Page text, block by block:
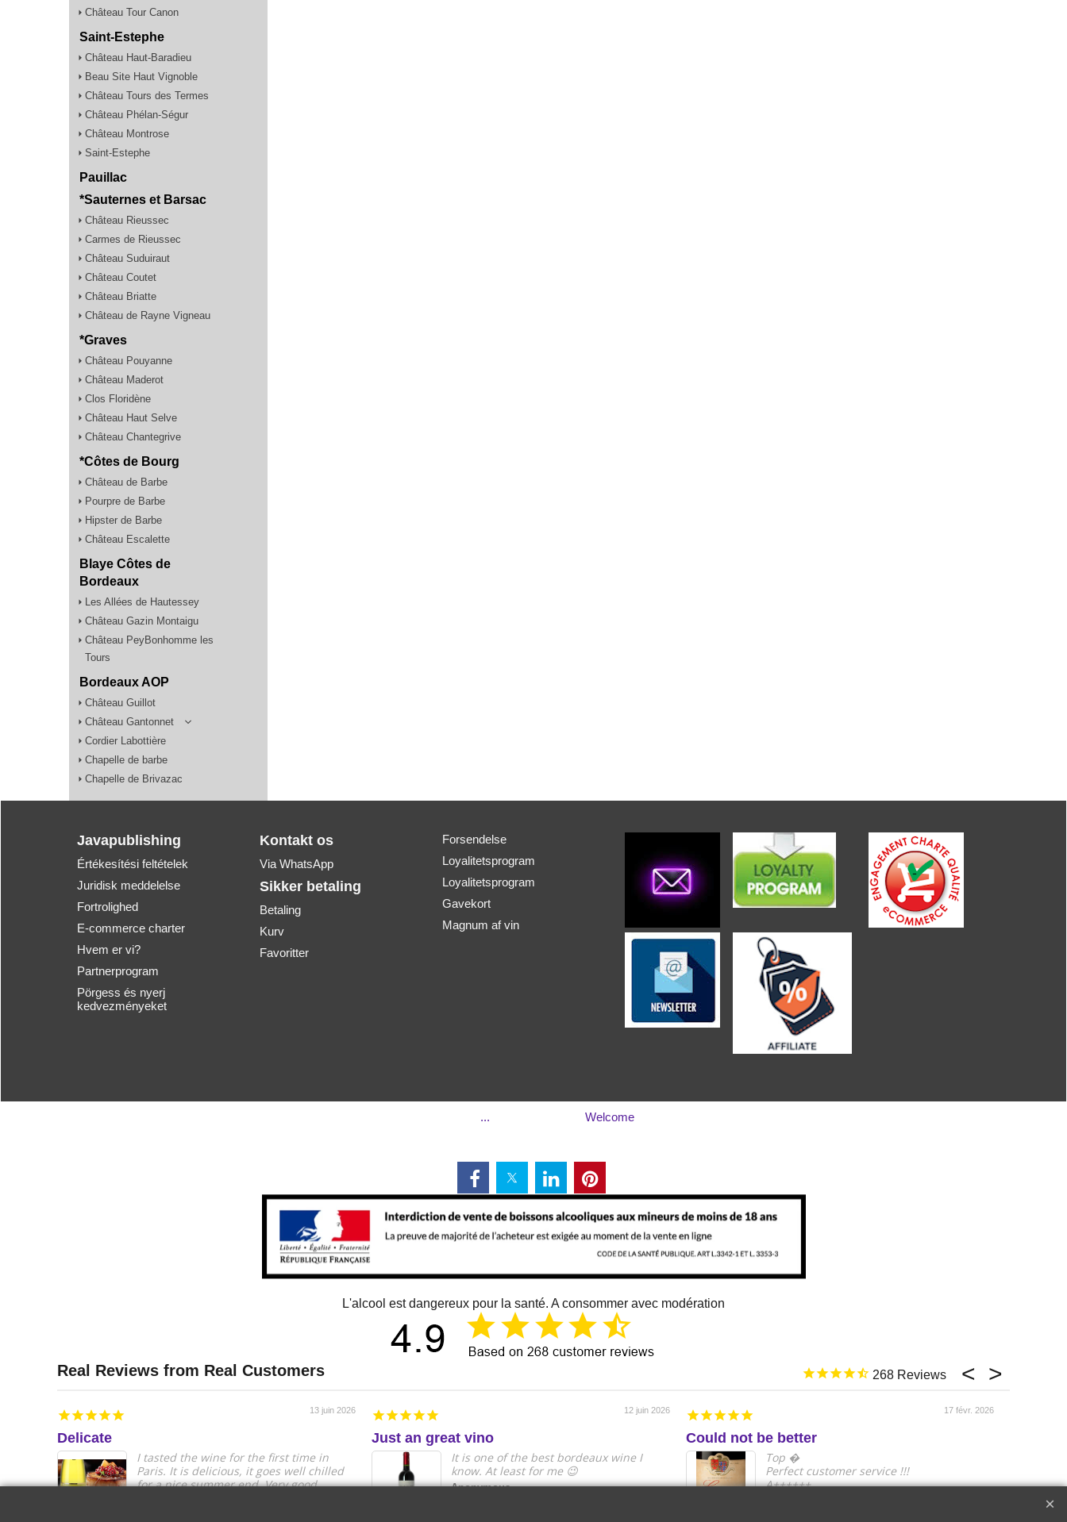
Château Tour Canon
Saint-Estephe
Château Haut-Baradieu
Beau Site Haut Vignoble
Château Tours des Termes
Château Phélan-Ségur
Château Montrose
Saint-Estephe
Pauillac
*Sauternes et Barsac
Château Rieussec
Carmes de Rieussec
Château Suduiraut
Château Coutet
Château Briatte
Château de Rayne Vigneau
*Graves
Château Pouyanne
Château Maderot
Clos Floridène
Château Haut Selve
Château Chantegrive
*Côtes de Bourg
Château de Barbe
Pourpre de Barbe
Hipster de Barbe
Château Escalette
Blaye Côtes de
Bordeaux
Les Allées de Hautessey
Château Gazin Montaigu
Château PeyBonhomme les
Tours
Bordeaux AOP
Château Guillot
Château Gantonnet
Cordier Labottière
Chapelle de barbe
Chapelle de Brivazac
Javapublishing
Értékesítési feltételek
Juridisk meddelelse
Fortrolighed
E-commerce charter
Hvem er vi?
Partnerprogram
Pörgess és nyerj
kedvezményeket
Kontakt os
Via WhatsApp
Sikker betaling
Betaling
Kurv
Favoritter
Forsendelse
Loyalitetsprogram
Loyalitetsprogram
Gavekort
Magnum af vin
Welcome
L'alcool est dangereux pour la santé. A consommer avec modération
268
13 juin 2026
Delicate
I tasted the wine for the first time in
Paris. It is delicious, it goes well chilled
for a nice summer end. Very good.
12 juin 2026
Just an great vino
It is one of the best bordeaux wine I
know. At least for me 😉
Anonymous
17 févr. 2026
Could not be better
Top �
Perfect customer service !!!
A++++++